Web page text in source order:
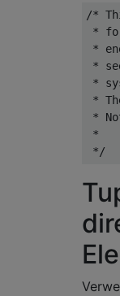
/*
*
*
*
*
*
*
*
*/